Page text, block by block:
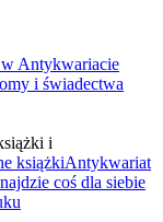
Antykwariacie
i świadectwa
i
Antykwariat
coś dla siebie